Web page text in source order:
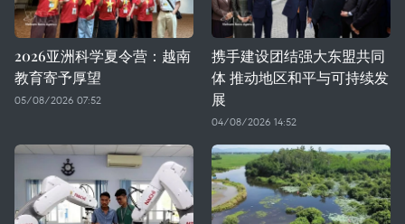
2026亚洲科学夏令营：越南
教育寄予厚望
05/08/2026 07:52
携手建设团结强大东盟共同
体 推动地区和平与可持续发
展
04/08/2026 14:52